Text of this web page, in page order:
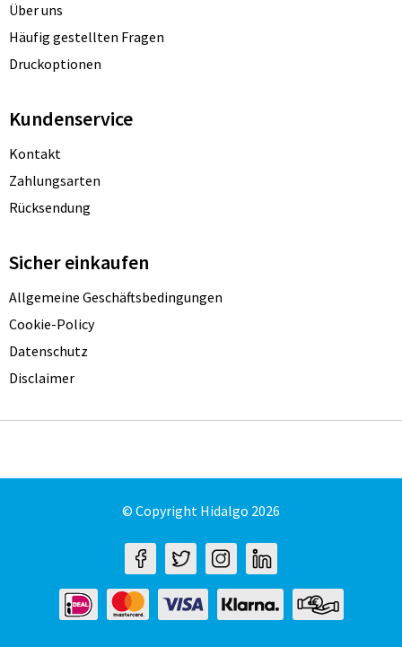
Über uns
Häufig gestellten Fragen
Druckoptionen
Kundenservice
Kontakt
Zahlungsarten
Rücksendung
Sicher einkaufen
Allgemeine Geschäftsbedingungen
Cookie-Policy
Datenschutz
Disclaimer
© Copyright Hidalgo 2026